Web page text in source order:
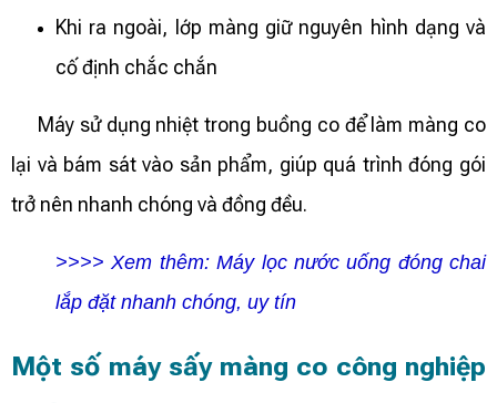
Khi ra ngoài, lớp màng giữ nguyên hình dạng và
cố định chắc chắn
Máy sử dụng nhiệt trong buồng co để làm màng co
lại và bám sát vào sản phẩm, giúp quá trình đóng gói
trở nên nhanh chóng và đồng đều.
>>>> Xem thêm:Máy lọc nước uống đóng chai
lắp đặt nhanh chóng, uy tín
Một số máy sấy màng co công nghiệp